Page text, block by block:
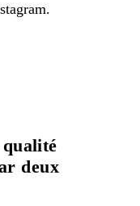
deux